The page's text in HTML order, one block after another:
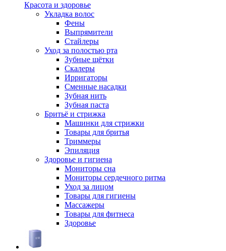
Красота и здоровье
Укладка волос
Фены
Выпрямители
Стайлеры
Уход за полостью рта
Зубные щётки
Скалеры
Ирригаторы
Сменные насадки
Зубная нить
Зубная паста
Бритьё и стрижка
Машинки для стрижки
Товары для бритья
Триммеры
Эпиляция
Здоровье и гигиена
Мониторы сна
Мониторы сердечного ритма
Уход за лицом
Товары для гигиены
Массажеры
Товары для фитнеса
Здоровье